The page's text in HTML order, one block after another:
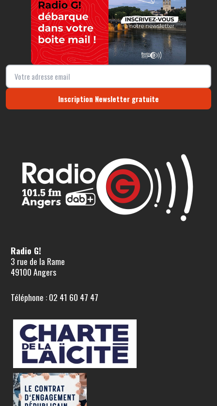
Inscription Newsletter gratuite
Radio G!
3 rue de la Rame
49100 Angers
Téléphone : 02 41 60 47 47